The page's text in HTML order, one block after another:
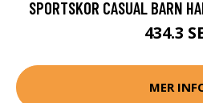
SPORTSKOR CASUAL BARN
434.3
MER